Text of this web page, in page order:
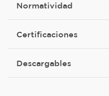
Normatividad
Certificaciones
Descargables